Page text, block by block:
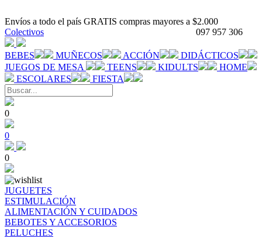
Envíos a todo el país GRATIS compras mayores a $2.000
097 957 306
Colectivos
BEBES MUÑECOS ACCIÓN
DIDÁCTICOS
JUEGOS DE MESA
TEENS KIDULTS
HOME
ESCOLARES
FIESTA
0
0
0
JUGUETES
ESTIMULACIÓN
ALIMENTACIÓN Y CUIDADOS
BEBOTES Y ACCESORIOS
PELUCHES